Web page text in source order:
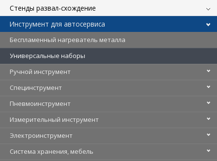
Стенды развал-схождение
Инструмент для автосервиса
Беспламенный нагреватель металла
Универсальные наборы
Ручной инструмент
Специнструмент
Пневмоинструмент
Измерительный инструмент
Электроинструмент
Система хранения, мебель